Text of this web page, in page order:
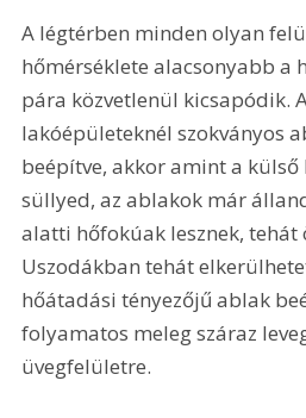
A légtérben minden olyan
hőmérséklete alacsonyabb a
pára közvetlenül kicsapódik.
lakóépületeknél szokványos
beépítve, akkor amint a külső
süllyed, az ablakok már
alatti hőfokúak lesznek, tehát
Uszodákban tehát
hőátadási tényezőjű ablak
folyamatos meleg száraz
üvegfelületre.